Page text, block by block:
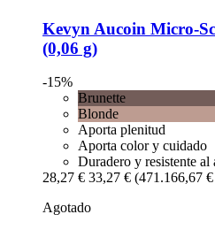
Kevyn Aucoin Micro-​
(0,06 g)
-15%
Brunette
Blonde
Aporta plenitud
Aporta color y cuidado
Duradero y resistente al
28,27 € 33,27 € (471.166,67
Agotado